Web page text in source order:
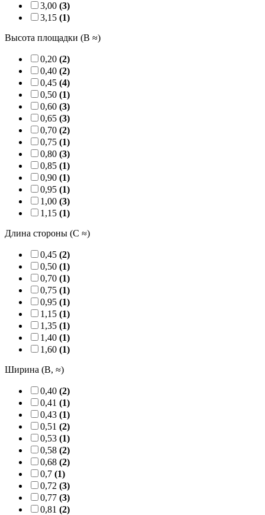
3,00 (3)
3,15 (1)
Высота площадки (B ≈)
0,20 (2)
0,40 (2)
0,45 (4)
0,50 (1)
0,60 (3)
0,65 (3)
0,70 (2)
0,75 (1)
0,80 (3)
0,85 (1)
0,90 (1)
0,95 (1)
1,00 (3)
1,15 (1)
Длина стороны (C ≈)
0,45 (2)
0,50 (1)
0,70 (1)
0,75 (1)
0,95 (1)
1,15 (1)
1,35 (1)
1,40 (1)
1,60 (1)
Ширина (B, ≈)
0,40 (2)
0,41 (1)
0,43 (1)
0,51 (2)
0,53 (1)
0,58 (2)
0,68 (2)
0,7 (1)
0,72 (3)
0,77 (3)
0,81 (2)